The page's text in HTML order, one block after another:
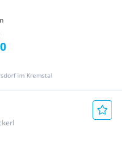
im Kremstal